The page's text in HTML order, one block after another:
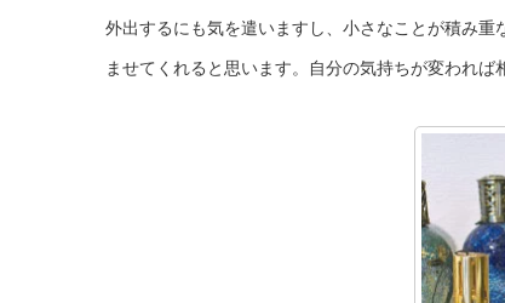
外出するにも気を遣いますし、小さなことが積み
ませてくれると思います。自分の気持ちが変われば